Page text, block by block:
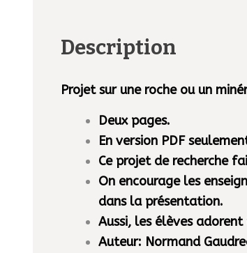
Description
Projet sur une roche ou un
Deux pages.
En version PDF
Ce projet de recherche
On encourage les
dans la présentation.
Aussi, les élèves
Auteur: Normand